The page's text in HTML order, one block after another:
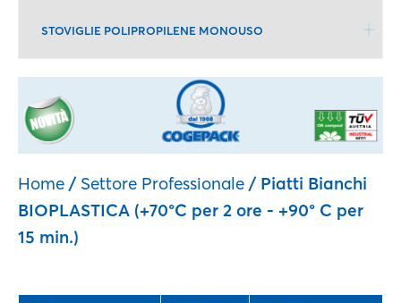
STOVIGLIE POLIPROPILENE MONOUSO
Home / Settore Professionale / Piatti Bianchi
BIOPLASTICA (+70°C per 2 ore - +90° C per
15 min.)